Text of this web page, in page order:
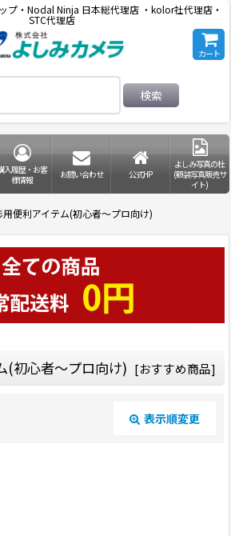
プ・Nodal Ninja 日本総代理店 ・kolor社代理店・
STC代理店
カート
検索
入履歴・お客
様情報
お問い合わせ 公式HP
よしみ写真の杜
(額装写真販売サ
イト)
用便利アイテム(初心者〜プロ向け)
(初心者〜プロ向け) [おすすめ商品]
表示順変更
閉じる